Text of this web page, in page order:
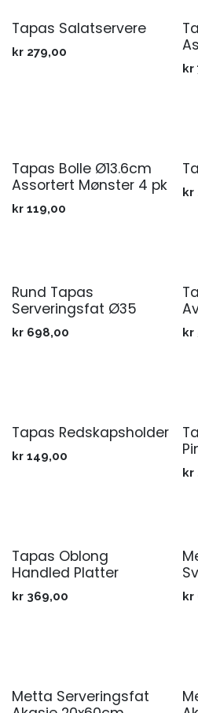
Tapas Salatservere
kr 279,00
kr
Tapas Bolle Ø13.6cm
Assortert Mønster 4 pk
kr 119,00
kr
Rund Tapas
Serveringsfat Ø35
kr 698,00 kr
Tapas Redskapsholder
kr 149,00
kr
Tapas Oblong
Handled Platter
kr 369,00 kr
Metta Serveringsfat